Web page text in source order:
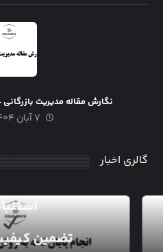
نگارش مقاله مدیریت
۷ آبان ۱۴۰۴
گالری اخبار
تضمین